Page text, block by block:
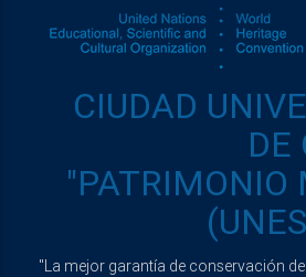
CIUDAD
DE
"PATRIMONIO
"La mejor garantía de conservación